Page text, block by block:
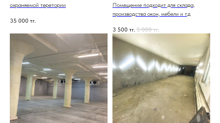
охраняемой теретории
35 000 тг.
Помещение подходит для склада,
производства окон, мебели и т.д
3 500 тг. 5 000 тг.